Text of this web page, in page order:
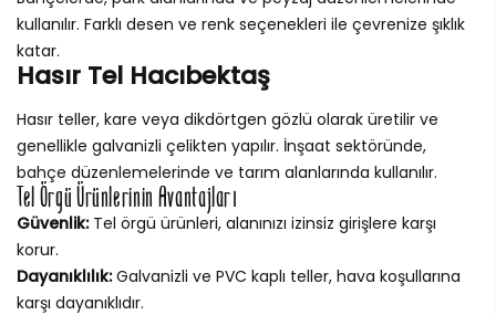
kullanılır. Farklı desen ve renk seçenekleri ile çevrenize şıklık
katar.
Hasır Tel Hacıbektaş
Hasır teller, kare veya dikdörtgen gözlü olarak üretilir ve
genellikle galvanizli çelikten yapılır. İnşaat sektöründe,
bahçe düzenlemelerinde ve tarım alanlarında kullanılır.
Tel Örgü Ürünlerinin Avantajları
Güvenlik:Tel örgü ürünleri, alanınızı izinsiz girişlere karşı
korur.
Dayanıklılık:Galvanizli ve PVC kaplı teller, hava koşullarına
karşı dayanıklıdır.